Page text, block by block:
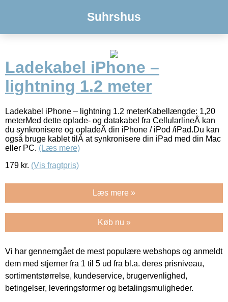
Suhrshus
Ladekabel iPhone –
lightning 1.2 meter
Ladekabel iPhone – lightning 1.2 meterKabellængde: 1,20
meterMed dette oplade- og datakabel fra CellularlineÂ kan
du synkronisere og opladeÂ din iPhone / iPod /iPad.Du kan
også bruge kablet tilÂ at synkronisere din iPad med din Mac
eller PC. (Læs mere)
179 kr. (Vis fragtpris)
Læs mere »
Køb nu »
Vi har gennemgået de mest populære webshops og anmeldt
dem med stjerner fra 1 til 5 ud fra bl.a. deres prisniveau,
sortimentstørrelse, kundeservice, brugervenlighed,
betingelser, leveringsformer og betalingsmuligheder.